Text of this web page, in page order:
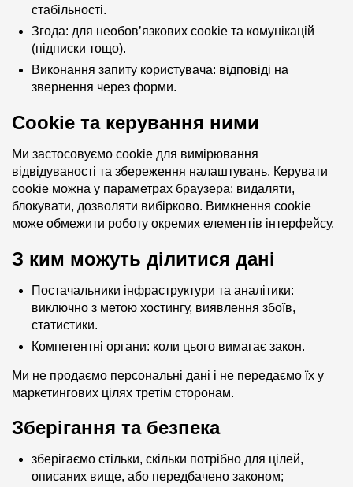
стабільності.
Згода: для необов’язкових cookie та комунікацій
(підписки тощо).
Виконання запиту користувача: відповіді на
звернення через форми.
Cookie та керування ними
Ми застосовуємо cookie для вимірювання
відвідуваності та збереження налаштувань. Керувати
cookie можна у параметрах браузера: видаляти,
блокувати, дозволяти вибірково. Вимкнення cookie
може обмежити роботу окремих елементів інтерфейсу.
З ким можуть ділитися дані
Постачальники інфраструктури та аналітики:
виключно з метою хостингу, виявлення збоїв,
статистики.
Компетентні органи: коли цього вимагає закон.
Ми не продаємо персональні дані і не передаємо їх у
маркетингових цілях третім сторонам.
Зберігання та безпека
зберігаємо стільки, скільки потрібно для цілей,
описаних вище, або передбачено законом;